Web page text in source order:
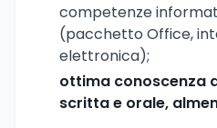
competenze
(pacchetto Office,
elettronica);
ottima conoscenza
scritta e orale,